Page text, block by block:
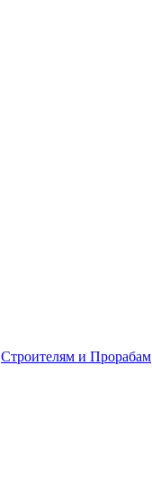
Строителям и Прорабам